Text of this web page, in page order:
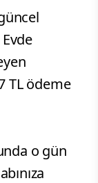
TL ödeme
o gün